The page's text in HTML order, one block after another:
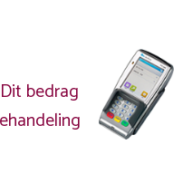
Dit bedrag